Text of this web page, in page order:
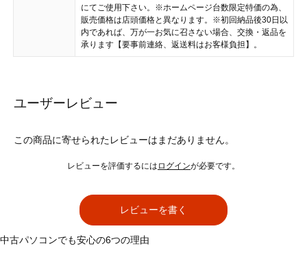
にてご使用下さい。 ※ホームページ台数限定特価の為、
販売価格は店頭価格と異なります。 ※初回納品後30日以
内であれば、万が一お気に召さない場合、交換・返品を
承ります【要事前連絡、返送料はお客様負担】。
ユーザーレビュー
この商品に寄せられたレビューはまだありません。
レビューを評価するには ログインが必要です。
レビューを書く
中古パソコンでも安心の6つの理由